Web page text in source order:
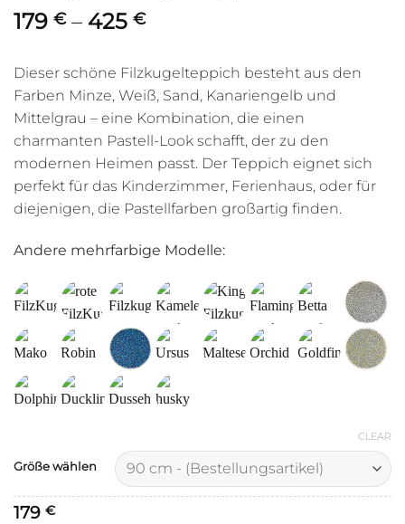
179 € – 425 €Price
179 €
through
425 €
Dieser schöne Filzkugelteppich besteht aus den
Farben Minze, Weiß, Sand, Kanariengelb und
Mittelgrau – eine Kombination, die einen
charmanten Pastell-Look schafft, der zu den
modernen Heimen passt. Der Teppich eignet sich
perfekt für das Kinderzimmer, Ferienhaus, oder für
diejenigen, die Pastellfarben großartig finden.
Andere mehrfarbige Modelle:
Größe wählen
CLEAR
179 €